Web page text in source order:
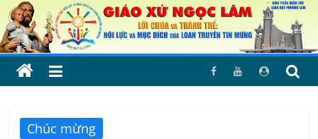
Skip
to
content
Chúc mừng